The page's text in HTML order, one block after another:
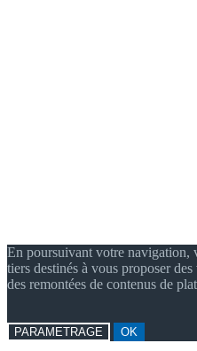
En poursuivant votre navigation,
tiers destinés à vous proposer
des remontées de contenus de
PARAMETRAGE OK